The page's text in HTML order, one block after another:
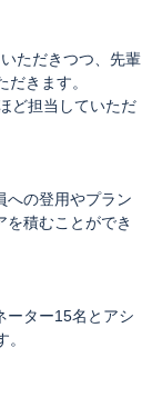
ただきつつ、先輩
きます。
ど担当していただ
への登用やプラン
積むことができ
ーター15名とアシ